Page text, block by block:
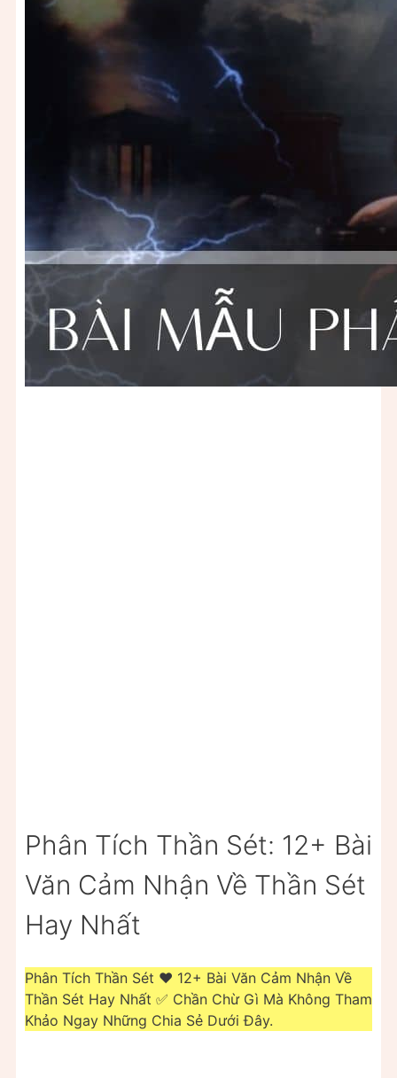
Phân Tích Thần Sét: 12+ Bài
Văn Cảm Nhận Về Thần Sét
Hay Nhất
Phân Tích Thần Sét ❤️️ 12+ Bài Văn Cảm Nhận Về
Thần Sét Hay Nhất ✅ Chần Chừ Gì Mà Không Tham
Khảo Ngay Những Chia Sẻ Dưới Đây.